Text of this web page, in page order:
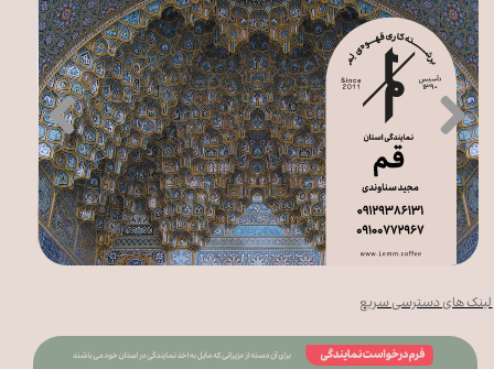
لینک های دسترسی سریع